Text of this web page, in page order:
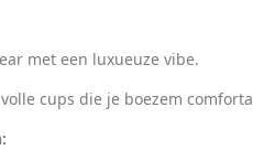
met een luxueuze vibe.
cups die je boezem